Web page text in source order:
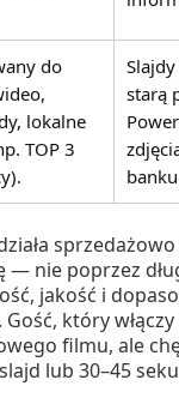
do
lokalne
TOP 3
starą
— nie poprzez
jakość i
który
filmu, ale
lub 30–45